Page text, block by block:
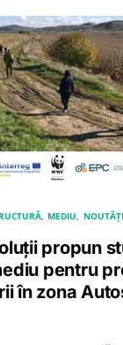
MEDIU NOUTĂȚI
propun
pentru
în zona